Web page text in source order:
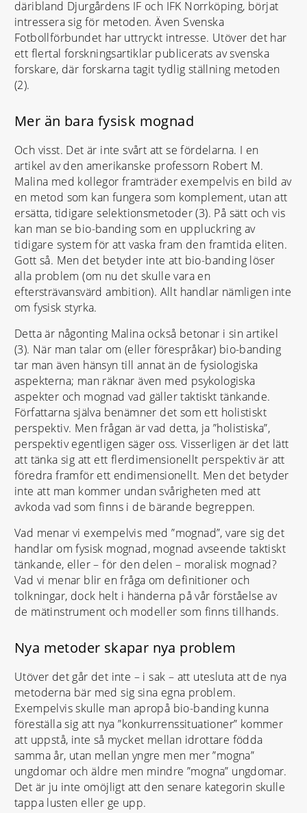
däribland Djurgårdens IF och IFK Norrköping, börjat
intressera sig för metoden. Även Svenska
Fotbollförbundet har uttryckt intresse. Utöver det har
ett flertal forskningsartiklar publicerats av svenska
forskare, där forskarna tagit tydlig ställning metoden
(2).
Mer än bara fysisk mognad
Och visst. Det är inte svårt att se fördelarna. I en
artikel av den amerikanske professorn Robert M.
Malina med kollegor framträder exempelvis en bild av
en metod som kan fungera som komplement, utan att
ersätta, tidigare selektionsmetoder (3). På sätt och vis
kan man se bio-banding som en uppluckring av
tidigare system för att vaska fram den framtida eliten.
Gott så. Men det betyder inte att bio-banding löser
alla problem (om nu det skulle vara en
eftersträvansvärd ambition). Allt handlar nämligen inte
om fysisk styrka.
Detta är någonting Malina också betonar i sin artikel
(3). När man talar om (eller förespråkar) bio-banding
tar man även hänsyn till annat än de fysiologiska
aspekterna; man räknar även med psykologiska
aspekter och mognad vad gäller taktiskt tänkande.
Författarna själva benämner det som ett holistiskt
perspektiv. Men frågan är vad detta, ja ”holistiska”,
perspektiv egentligen säger oss. Visserligen är det lätt
att tänka sig att ett flerdimensionellt perspektiv är att
föredra framför ett endimensionellt. Men det betyder
inte att man kommer undan svårigheten med att
avkoda vad som finns i de bärande begreppen.
Vad menar vi exempelvis med ”mognad”, vare sig det
handlar om fysisk mognad, mognad avseende taktiskt
tänkande, eller – för den delen – moralisk mognad?
Vad vi menar blir en fråga om definitioner och
tolkningar, dock helt i händerna på vår förståelse av
de mätinstrument och modeller som finns tillhands.
Nya metoder skapar nya problem
Utöver det går det inte – i sak – att utesluta att de nya
metoderna bär med sig sina egna problem.
Exempelvis skulle man apropå bio-banding kunna
föreställa sig att nya ”konkurrenssituationer” kommer
att uppstå, inte så mycket mellan idrottare födda
samma år, utan mellan yngre men mer ”mogna”
ungdomar och äldre men mindre ”mogna” ungdomar.
Det är ju inte omöjligt att den senare kategorin skulle
tappa lusten eller ge upp.